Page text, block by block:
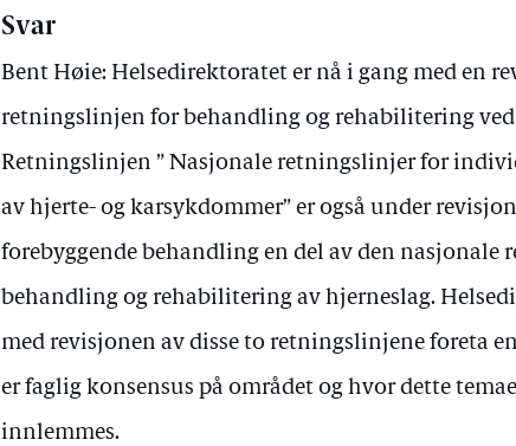
Svar
Bent Høie: Helsedirektoratet er nå i gang med en
retningslinjen for behandling og rehabilitering ved
Retningslinjen ” Nasjonale retningslinjer for
av hjerte- og karsykdommer” er også under
forebyggende behandling en del av den nasjonale
behandling og rehabilitering av hjerneslag.
med revisjonen av disse to retningslinjene foreta
er faglig konsensus på området og hvor dette
innlemmes.